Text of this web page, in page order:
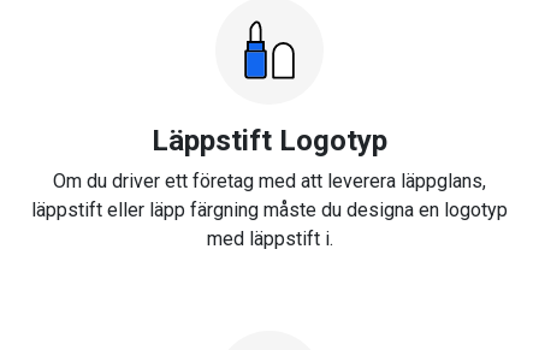
Läppstift Logotyp
Om du driver ett företag med att leverera läppglans,
läppstift eller läpp färgning måste du designa en logotyp
med läppstift i.